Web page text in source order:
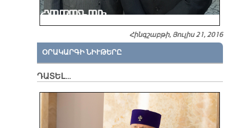
Հինգշաբթի, Յուլիս 21, 2016
ՕՐԱԿԱՐԳԻ ՆԻՒԹԵՐԸ
ԴԱՏԵԼ…